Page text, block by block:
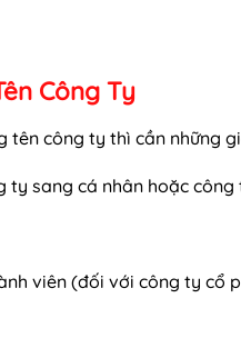
Công Ty
tên công ty thì cần những
ty sang cá nhân hoặc
viên (đối với công ty cổ